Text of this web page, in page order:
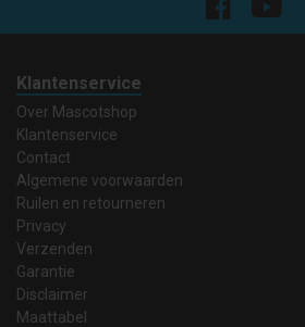
Klantenservice
Over Mascotshop
Klantenservice
Contact
Algemene voorwaarden
Ruilen en retourneren
Privacy
Verzenden
Garantie
Disclaimer
Maattabel